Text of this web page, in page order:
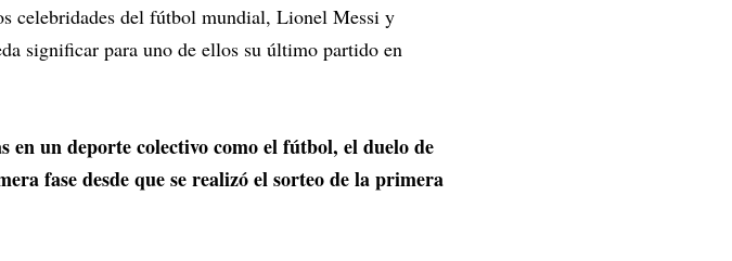
celebridades del fútbol mundial, Lionel Messi y
significar para uno de ellos su último partido en
en un deporte colectivo como el fútbol, el duelo de
fase desde que se realizó el sorteo de la primera